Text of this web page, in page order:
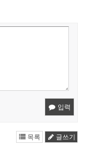
입력
목록 글쓰기